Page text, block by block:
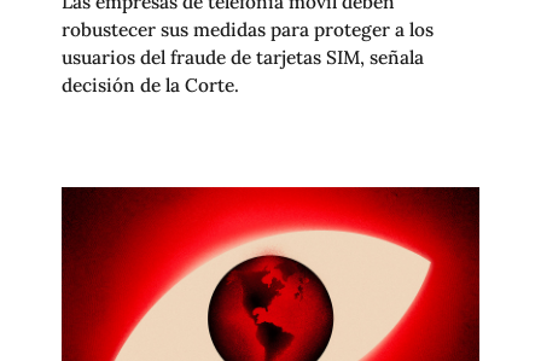
robustecer sus medidas para proteger a los
usuarios del fraude de tarjetas SIM, señala
decisión de la Corte.